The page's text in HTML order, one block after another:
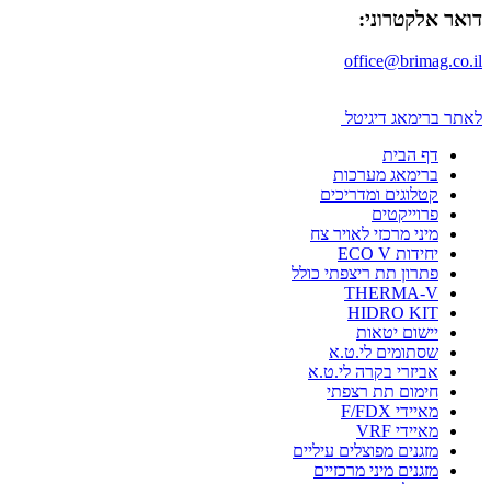
דואר אלקטרוני:
office@brimag.co.il
לאתר ברימאג דיגיטל
דף הבית
ברימאג מערכות
קטלוגים ומדריכים
פרוייקטים
מיני מרכזי לאויר צח
יחידות ECO V
פתרון תת ריצפתי כולל
THERMA-V
HIDRO KIT
יישום יטאות
שסתומים לי.ט.א
אביזרי בקרה לי.ט.א
חימום תת רצפתי
מאיידי F/FDX
מאיידי VRF
מזגנים מפוצלים עיליים
מזגנים מיני מרכזיים